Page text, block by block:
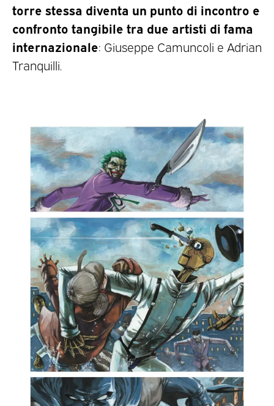
torre stessa diventa un punto di incontro e
confronto tangibile tra due artisti di fama
internazionale: Giuseppe Camuncoli e Adrian
Tranquilli.